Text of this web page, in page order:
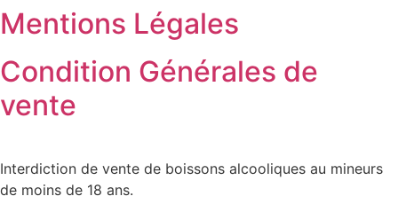
Mentions Légales
Condition Générales de
vente
Interdiction de vente de boissons alcooliques au mineurs
de moins de 18 ans.